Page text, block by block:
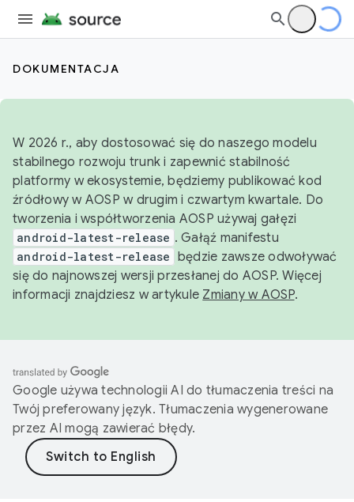
DOKUMENTACJA
W 2026 r., aby dostosować się do naszego modelu
stabilnego rozwoju trunk i zapewnić stabilność
platformy w ekosystemie, będziemy publikować kod
źródłowy w AOSP w drugim i czwartym kwartale. Do
tworzenia i współtworzenia AOSP używaj gałęzi
android-latest-release . Gałąź manifestu
android-latest-release będzie zawsze odwoływać
się do najnowszej wersji przesłanej do AOSP. Więcej
informacji znajdziesz w artykule Zmiany w AOSP.
Google używa technologii AI do tłumaczenia treści na
Twój preferowany język. Tłumaczenia wygenerowane
przez AI mogą zawierać błędy.